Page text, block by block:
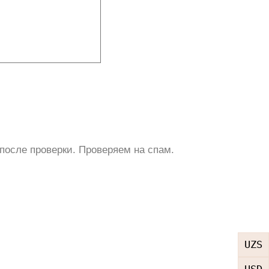
UZS
проверки. Проверяем на спам.